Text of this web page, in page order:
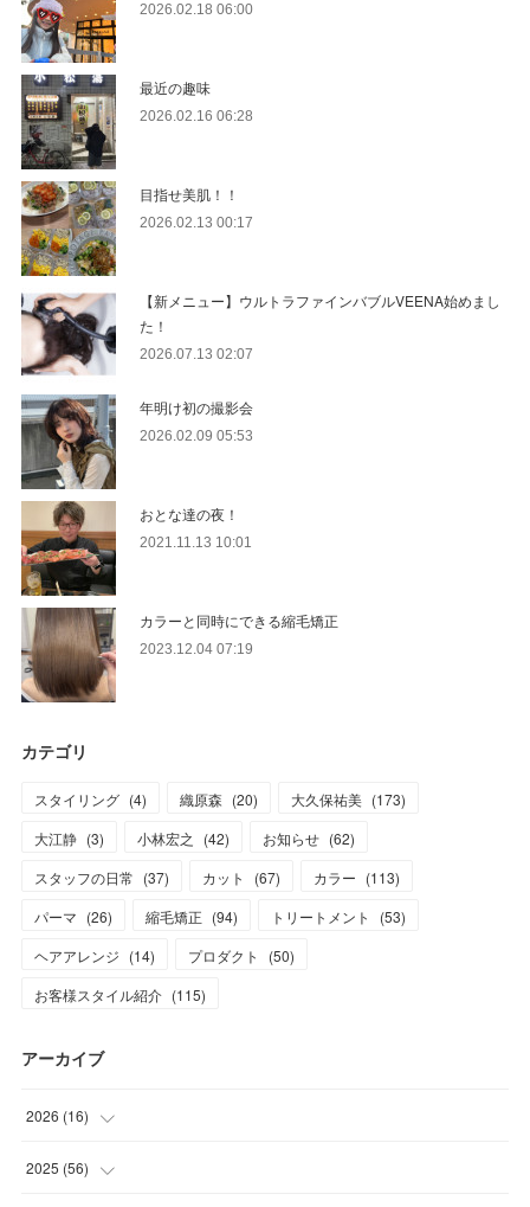
2026.02.18 06:00
最近の趣味
2026.02.16 06:28
目指せ美肌！！
2026.02.13 00:17
【新メニュー】ウルトラファインバブルVEENA始めまし
た！
2026.07.13 02:07
年明け初の撮影会
2026.02.09 05:53
おとな達の夜！
2021.11.13 10:01
カラーと同時にできる縮毛矯正
2023.12.04 07:19
カテゴリ
スタイリング (4) 織原森 (20) 大久保祐美 (173)
大江静 (3) 小林宏之 (42) お知らせ (62)
スタッフの日常 (37) カット (67) カラー (113)
パーマ (26) 縮毛矯正 (94) トリートメント (53)
ヘアアレンジ (14) プロダクト (50)
お客様スタイル紹介 (115)
アーカイブ
2026 (16)
(1
2025 (56)